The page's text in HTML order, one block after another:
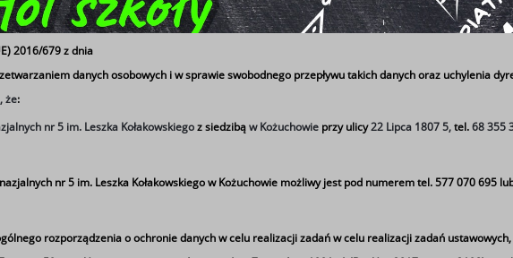
o godzinie 9:00 w holu szkoły.
2016/679 z dnia
danych osobowych i w sprawie swobodnego przepływu takich danych oraz uchylenia
że:
nr 5 im. Leszka Kołakowskiegoz siedzibąw Kożuchowie przy ulicy22 Lipca 1807 5,tel.68 355
nr 5 im. Leszka Kołakowskiego w Kożuchowie możliwy jest pod numerem tel. 577 070 695
rozporządzenia o ochronie danych w celu realizacji zadań w celu realizacji zadań